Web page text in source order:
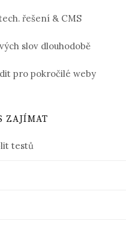
řešení & CMS
slov dlouhodobě
pro pokročilé weby
ZAJÍMAT
testů